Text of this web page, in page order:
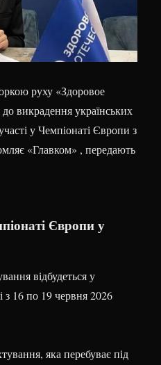
руху «Здоровое
викрадення українських
у Чемпіонаті Європи з
«Главком» , передають
Європи у
відбудеться у
з 16 по 19 червня 2026
яка перебуває під